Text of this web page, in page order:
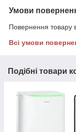
Умови
Повернення товару
Всі умови
Подібні товари